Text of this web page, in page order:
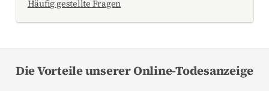
Häufig gestellte Fragen
Die Vorteile unserer Online-Todesanzeige